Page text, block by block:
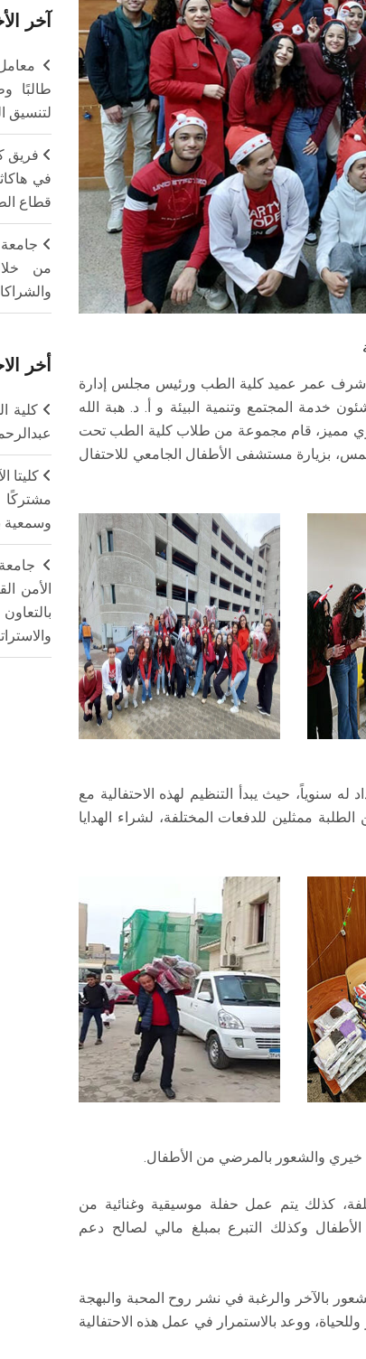
عمر عميد كلية الطب ورئيس مجلس إدارة
خدمة المجتمع وتنمية البيئة و أ. د. هبة الله
مميز، قام مجموعة من طلاب كلية الطب تحت
بزيارة مستشفى الأطفال الجامعي للاحتفال
له سنوياً، حيث يبدأ التنظيم لهذه الاحتفالية مع
ممثلين للدفعات المختلفة، لشراء الهدايا
خيري والشعور بالمرضي من الأطفال.
كذلك يتم عمل حفلة موسيقية وغنائية من
وكذلك التبرع بمبلغ مالي لصالح دعم
بالآخر والرغبة في نشر روح المحبة والبهجة
ووعد بالاستمرار في عمل هذه الاحتفالية
آخر
طالبًا
لتنسيق
فريق
في
قطاع
من
أخر
كلية
كليتا
وسمعية
الأمن